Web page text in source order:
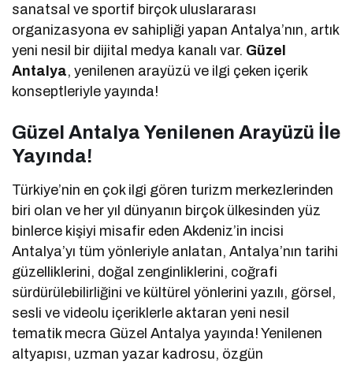
sanatsal ve sportif birçok uluslararası
organizasyona ev sahipliği yapan Antalya’nın, artık
yeni nesil bir dijital medya kanalı var. Güzel
Antalya, yenilenen arayüzü ve ilgi çeken içerik
konseptleriyle yayında!
Güzel Antalya Yenilenen Arayüzü İle
Yayında!
Türkiye’nin en çok ilgi gören turizm merkezlerinden
biri olan ve her yıl dünyanın birçok ülkesinden yüz
binlerce kişiyi misafir eden Akdeniz’in incisi
Antalya’yı tüm yönleriyle anlatan, Antalya’nın tarihi
güzelliklerini, doğal zenginliklerini, coğrafi
sürdürülebilirliğini ve kültürel yönlerini yazılı, görsel,
sesli ve videolu içeriklerle aktaran yeni nesil
tematik mecra Güzel Antalya yayında! Yenilenen
altyapısı, uzman yazar kadrosu, özgün